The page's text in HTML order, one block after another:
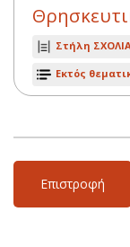
Στήλη
Εκτός
Επιστροφή